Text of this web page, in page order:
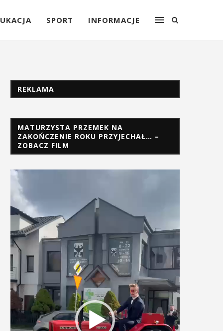
SPORT INFORMACJE
REKLAMA
MATURZYSTA PRZEMEK NA
ZAKOŃCZENIE ROKU PRZYJECHAŁ… –
ZOBACZ FILM
Odtwarzacz
video